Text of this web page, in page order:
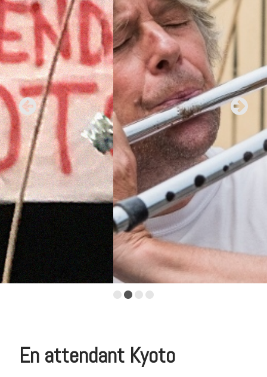
••••
En attendant Kyoto